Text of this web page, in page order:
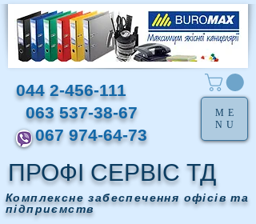
ПРОФІ СЕРВІС ТД
Комплексне забеспечення офісів та
підприємств
044 2-456-111
063 537-38-67
067 974-64-73
ME
NU